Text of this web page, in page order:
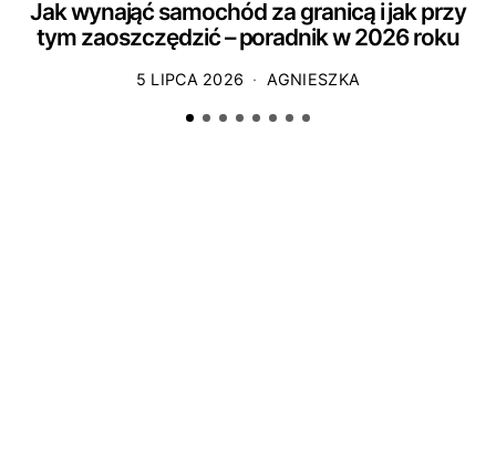
Jak wynająć samochód za granicą i jak przy
tym zaoszczędzić – poradnik w 2026 roku
5 LIPCA 2026 AGNIESZKA